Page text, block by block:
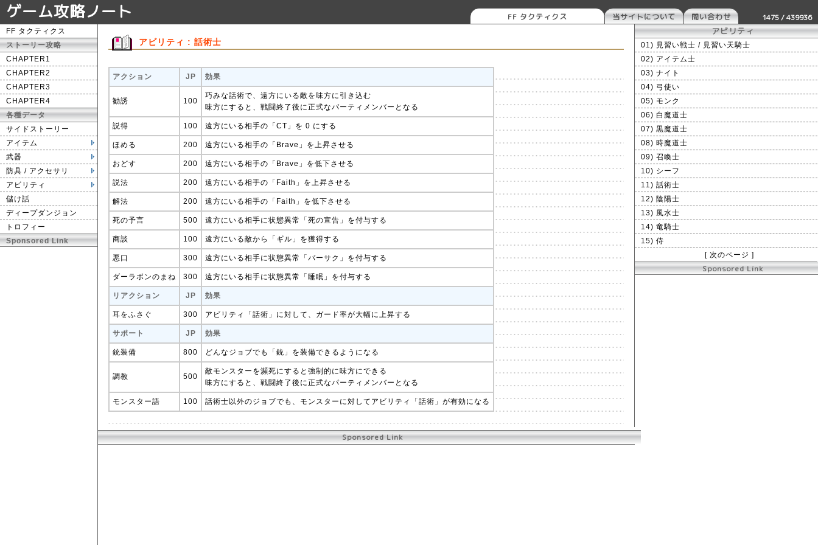
ゲーム攻略ノート 1475 / 439936
FF タクティクス 当サイトについて 問い合わせ
FF タクティクス
ストーリー攻略
CHAPTER1
CHAPTER2
CHAPTER3
CHAPTER4
各種データ
サイドストーリー
アイテム
武器
防具 / アクセサリ
アビリティ
儲け話
ディープダンジョン
トロフィー
Sponsored Link
アビリティ : 話術士
アクション JP 効果
勧誘 100
巧みな話術で、遠方にいる敵を味方に引き込む
味方にすると、戦闘終了後に正式なパーティメンバーとなる
説得 100 遠方にいる相手の「CT」を 0 にする
ほめる 200 遠方にいる相手の「Brave」を上昇させる
おどす 200 遠方にいる相手の「Brave」を低下させる
説法 200 遠方にいる相手の「Faith」を上昇させる
解法 200 遠方にいる相手の「Faith」を低下させる
死の予言 500 遠方にいる相手に状態異常「死の宣告」を付与する
商談 100 遠方にいる敵から「ギル」を獲得する
悪口 300 遠方にいる相手に状態異常「バーサク」を付与する
ダーラボンのまね 300 遠方にいる相手に状態異常「睡眠」を付与する
リアクション JP 効果
耳をふさぐ 300 アビリティ「話術」に対して、ガード率が大幅に上昇する
サポート JP 効果
銃装備 800 どんなジョブでも「銃」を装備できるようになる
調教 500
敵モンスターを瀕死にすると強制的に味方にできる
味方にすると、戦闘終了後に正式なパーティメンバーとなる
モンスター語 100 話術士以外のジョブでも、モンスターに対してアビリティ「話術」が有効になる
Sponsored Link
アビリティ
01) 見習い戦士 / 見習い天騎士
02) アイテム士
03) ナイト
04) 弓使い
05) モンク
06) 白魔道士
07) 黒魔道士
08) 時魔道士
09) 召喚士
10) シーフ
11) 話術士
12) 陰陽士
13) 風水士
14) 竜騎士
15) 侍
[ 次のページ ]
Sponsored Link